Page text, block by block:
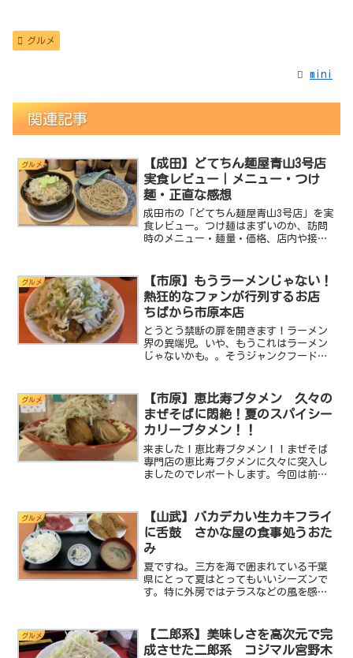
グルメ
mini
関連記事
グルメ
【成田】どてちん麺屋青山3号店
実食レビュー｜メニュー・つけ
麺・正直な感想
成田市の「どてちん麺屋青山3号店」を実
食レビュー。つけ麺はまずいのか、訪問
時のメニュー・麺量・価格、店内や接客
グルメ
【市原】もうラーメンじゃない！
熱狂的なファンが行列するお店
ちばから市原本店
とうとう禁断の扉を開きます！ラーメン
界の異端児。いや、もうこれはラーメン
じゃないかも。。そうジャンクフードの
二郎系ラーメン屋であるちばから市原本
店です。いつお店の前を通っ...
グルメ
【市原】恵比寿ブタメン 久々の
まぜそばに悶絶！夏のスパイシー
カリーブタメン！！
来ました！恵比寿ブタメン！！まぜそば
専門店の恵比寿ブタメンに久々に突入し
ましたのでレポートします。今回は前回
タメンにお邪魔しました。またまたエス
ニックなまぜそばをいただ...
グルメ
【山武】バカデカい生カキフライ
に舌鼓 さかな屋の食事処うおた
み
夏ですね。三方を海で囲まれている千葉
県にとって夏はとってもいいシーズンで
す。特に外房ではテラスなどの風を感じ
はまさに千葉の夏を満喫できるお店で潮
風を感じつつひとくちでは...
グルメ
【二郎系】美味しさを高次元で完
成させた二郎系 コジマル宮野木